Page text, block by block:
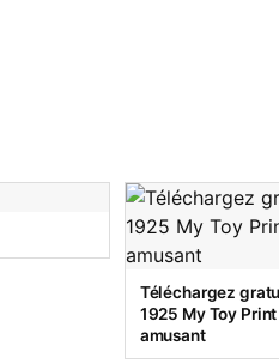
Téléchargez
1925 My Toy
amusant